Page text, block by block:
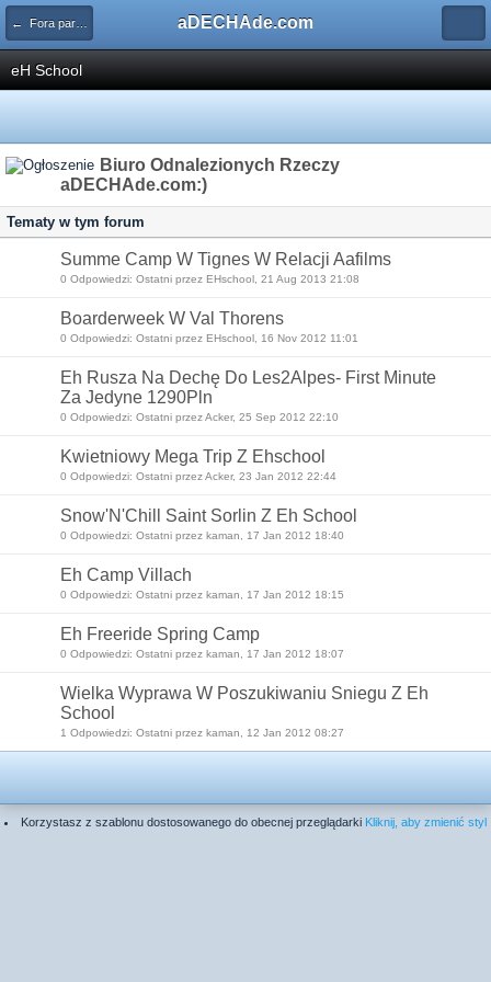
← Fora partnerów aDECHAde.com aDECHAde.com
eH School
Biuro Odnalezionych Rzeczy
aDECHAde.com:)
Tematy w tym forum
Summe Camp W Tignes W Relacji Aafilms
0 Odpowiedzi: Ostatni przez EHschool, 21 Aug 2013 21:08
Boarderweek W Val Thorens
0 Odpowiedzi: Ostatni przez EHschool, 16 Nov 2012 11:01
Eh Rusza Na Dechę Do Les2Alpes- First Minute
Za Jedyne 1290Pln
0 Odpowiedzi: Ostatni przez Acker, 25 Sep 2012 22:10
Kwietniowy Mega Trip Z Ehschool
0 Odpowiedzi: Ostatni przez Acker, 23 Jan 2012 22:44
Snow'N'Chill Saint Sorlin Z Eh School
0 Odpowiedzi: Ostatni przez kaman, 17 Jan 2012 18:40
Eh Camp Villach
0 Odpowiedzi: Ostatni przez kaman, 17 Jan 2012 18:15
Eh Freeride Spring Camp
0 Odpowiedzi: Ostatni przez kaman, 17 Jan 2012 18:07
Wielka Wyprawa W Poszukiwaniu Sniegu Z Eh
School
1 Odpowiedzi: Ostatni przez kaman, 12 Jan 2012 08:27
Korzystasz z szablonu dostosowanego do obecnej przeglądarki Kliknij, aby zmienić styl